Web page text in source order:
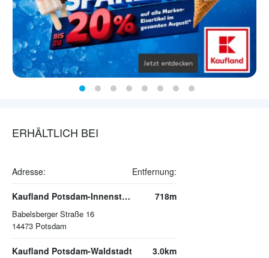
ERHÄLTLICH BEI
Adresse: Entfernung:
Kaufland Potsdam-Innenstadt
Babelsberger Straße 16
14473 Potsdam
718m
Kaufland Potsdam-Waldstadt 3.0km